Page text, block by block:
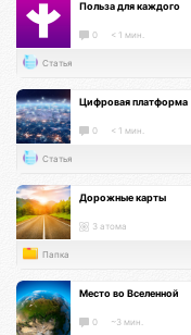
Польза для каждого
0 < 1 мин.
Статья
Цифровая платформа
0 < 1 мин.
Статья
Дорожные карты
3 атома
Папка
Место во Вселенной
0 ~3 мин.